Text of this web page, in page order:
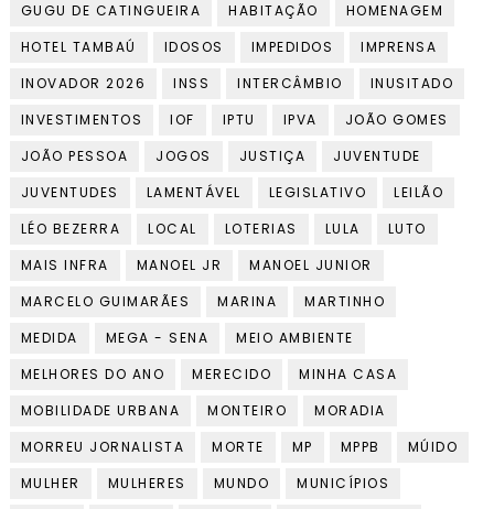
GUGU DE CATINGUEIRA
HABITAÇÃO
HOMENAGEM
HOTEL TAMBAÚ
IDOSOS IMPEDIDOS
IMPRENSA
INOVADOR 2026
INSS INTERCÂMBIO
INUSITADO
INVESTIMENTOS
IOF IPTU IPVA
JOÃO GOMES
JOÃO PESSOA
JOGOS JUSTIÇA
JUVENTUDE
JUVENTUDES
LAMENTÁVEL LEGISLATIVO
LEILÃO
LÉO BEZERRA
LOCAL LOTERIAS LULA
LUTO
MAIS INFRA
MANOEL JR
MANOEL JUNIOR
MARCELO GUIMARÃES
MARINA
MARTINHO
MEDIDA
MEGA - SENA
MEIO AMBIENTE
MELHORES DO ANO
MERECIDO
MINHA CASA
MOBILIDADE URBANA
MONTEIRO
MORADIA
MORREU JORNALISTA
MORTE MP MPPB
MÚIDO
MULHER
MULHERES MUNDO
MUNICÍPIOS